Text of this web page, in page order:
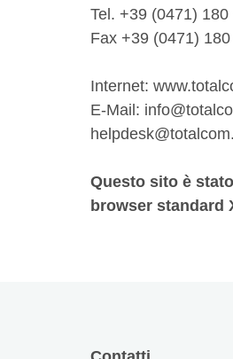
Tel. +39 (0471) 180
Fax +39 (0471)
Internet:
E-Mail:
Questo sito è
browser standard